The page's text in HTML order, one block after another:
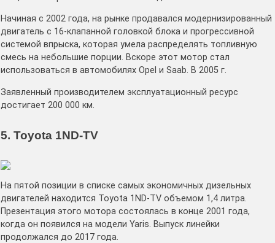
Начиная с 2002 года, на рынке продавался модернизированный
двигатель с 16-клапанной головкой блока и прогрессивной
системой впрыска, которая умела распределять топливную
смесь на небольшие порции. Вскоре этот мотор стал
использоваться в автомобилях Opel и Saab. В 2005 г.
Заявленный производителем эксплуатационный ресурс
достигает 200 000 км.
5. Toyota 1ND-TV
На пятой позиции в списке самых экономичных дизельных
двигателей находится Toyota 1ND-TV объемом 1,4 литра.
Презентация этого мотора состоялась в конце 2001 года,
когда он появился на модели Yaris. Выпуск линейки
продолжался до 2017 года.